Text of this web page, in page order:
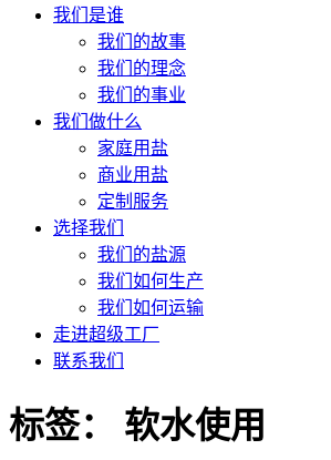
我们是谁
我们的故事
我们的理念
我们的事业
我们做什么
家庭用盐
商业用盐
定制服务
选择我们
我们的盐源
我们如何生产
我们如何运输
走进超级工厂
联系我们
标签： 软水使用